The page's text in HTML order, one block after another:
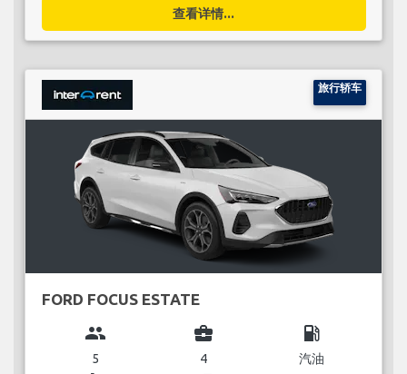
查看详情...
旅行轿车
FORD FOCUS ESTATE
group
5
business_center
4
local_gas_station
汽油